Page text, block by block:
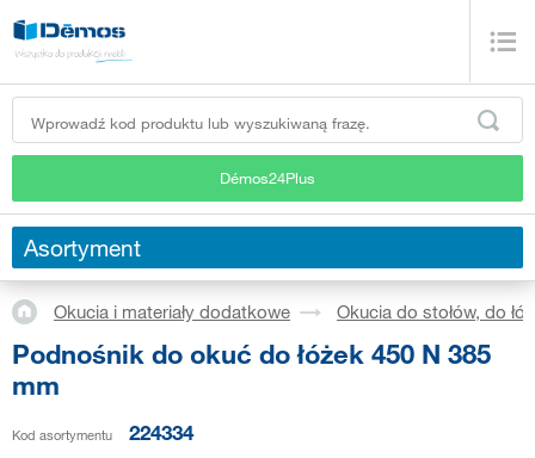
Démos24Plus
Asortyment
Okucia i materiały dodatkowe Okucia do stołów, do
Podnośnik do okuć do łóżek 450 N 385
mm
Kod asortymentu 224334